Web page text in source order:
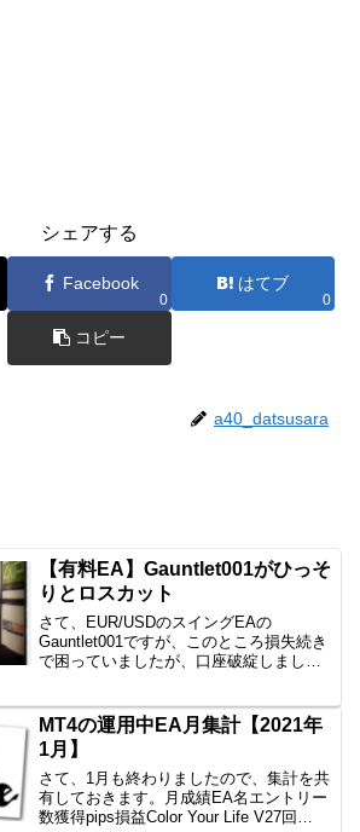
シェアする
Facebook
0
はてブ
0
コピー
a40_datsusara
【有料EA】Gauntlet001がひっそ
りとロスカット
さて、EUR/USDのスイングEAの
Gauntlet001ですが、このところ損失続き
で困っていましたが、口座破綻しました
ア：EUR/USD トレードタイプ：スイン
グ...
MT4の運用中EA月集計【2021年
1月】
さて、1月も終わりましたので、集計を共
有しておきます。月成績EA名エントリー
数獲得pips損益Color Your Life V27回